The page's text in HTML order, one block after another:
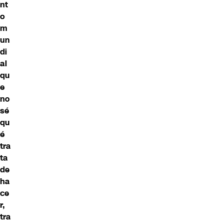
nt
o
m
un
di
al
qu
e
no
sé
qu
é
tra
ta
de
ha
ce
r,
tra